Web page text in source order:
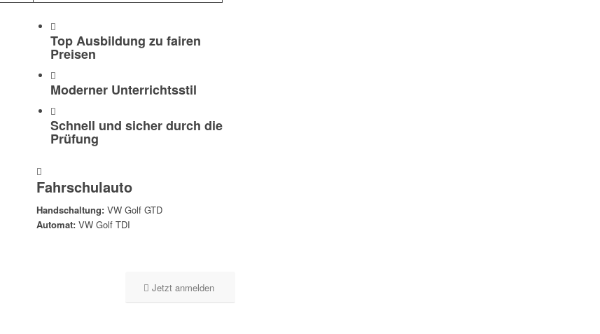
Top Ausbildung zu fairen
Preisen
Moderner Unterrichtsstil
Schnell und sicher durch die
Prüfung
Fahrschulauto
Handschaltung:VW Golf GTD
Automat:VW Golf TDI
Jetzt anmelden